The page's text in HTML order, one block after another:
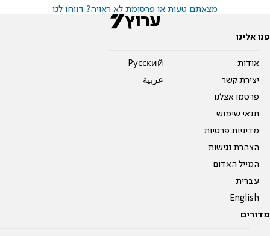
מצאתם טעות או פרסומת לא ראויה? דווחו לנו
פנו אלינו
אודות
יצירת קשר
פרסמו אצלנו
תנאי שימוש
מדיניות פרטיות
הצהרת נגישות
המייל האדום
עברית
English
Pусский
عربية
מדורים